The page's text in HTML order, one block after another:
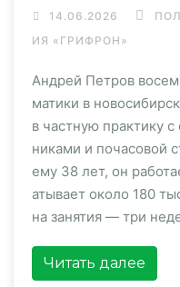
14.06.2026
ИЯ «ГРИФРОН»
Андрей Петров
матики в
в частную практику
никами и почасовой
ему 38 лет, он
атывает около 180
на занятия — три
Читать далее